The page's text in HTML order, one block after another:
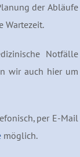
der Abläufe
Wartezeit.
Notfälle
wir auch hier um
per E-Mail
möglich.